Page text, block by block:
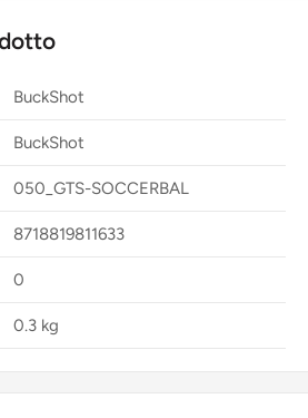
BuckShot
BuckShot
050_GTS-SOCCERBAL
8718819811633
0
0.3 kg